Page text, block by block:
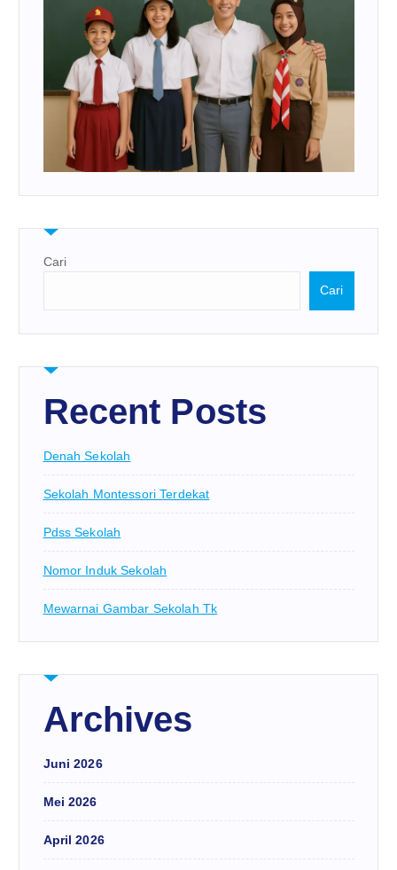
Cari
Cari
Recent Posts
Denah Sekolah
Sekolah Montessori Terdekat
Pdss Sekolah
Nomor Induk Sekolah
Mewarnai Gambar Sekolah Tk
Archives
Juni 2026
Mei 2026
April 2026